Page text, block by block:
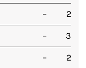
–
2
–
3
–
2